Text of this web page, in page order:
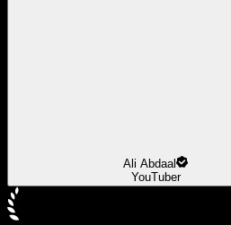
Ali Abdaal
YouTuber